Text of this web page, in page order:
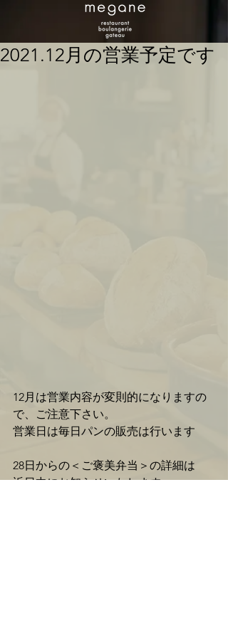
2021.12月の営業予定です
12月は営業内容が変則的になりますの
で、ご注意下さい。
営業日は毎日パンの販売は行います
28日からの＜ご褒美弁当＞の詳細は
近日中にお知らせいたします